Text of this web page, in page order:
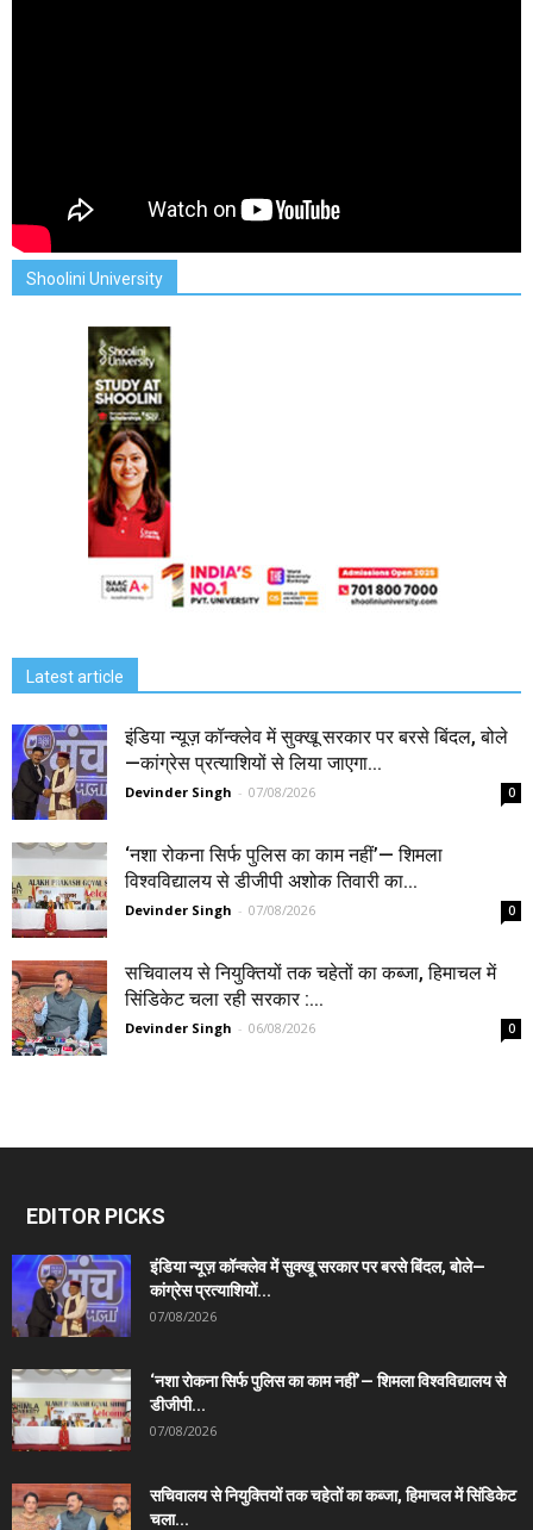
Shoolini University
Latest article
इंडिया न्यूज़ कॉन्क्लेव में सुक्खू सरकार पर बरसे बिंदल, बोले
—कांग्रेस प्रत्याशियों से लिया जाएगा...
Devinder Singh - 07/08/2026 0
‘नशा रोकना सिर्फ पुलिस का काम नहीं’— शिमला
विश्वविद्यालय से डीजीपी अशोक तिवारी का...
Devinder Singh - 07/08/2026 0
सचिवालय से नियुक्तियों तक चहेतों का कब्जा, हिमाचल में
सिंडिकेट चला रही सरकार :...
Devinder Singh - 06/08/2026 0
EDITOR PICKS
इंडिया न्यूज़ कॉन्क्लेव में सुक्खू सरकार पर बरसे बिंदल, बोले—
कांग्रेस प्रत्याशियों...
07/08/2026
‘नशा रोकना सिर्फ पुलिस का काम नहीं’— शिमला विश्वविद्यालय से
डीजीपी...
07/08/2026
सचिवालय से नियुक्तियों तक चहेतों का कब्जा, हिमाचल में सिंडिकेट
चला...